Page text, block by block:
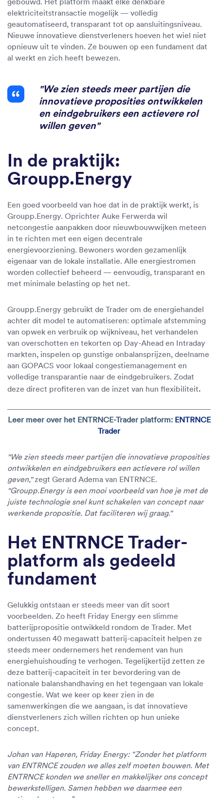
elektriciteitstransactie mogelijk — volledig
geautomatiseerd, transparant tot op aansluitingsniveau.
Nieuwe innovatieve dienstverleners hoeven het wiel niet
opnieuw uit te vinden. Ze bouwen op een fundament dat
al werkt en zich heeft bewezen.
"We zien steeds meer partijen die
innovatieve proposities ontwikkelen
en eindgebruikers een actievere rol
willen geven"
In de praktijk:
Groupp.Energy
Een goed voorbeeld van hoe dat in de praktijk werkt, is
Groupp.Energy. Oprichter Auke Ferwerda wil
netcongestie aanpakken door nieuwbouwwijken meteen
in te richten met een eigen decentrale
energievoorziening. Bewoners worden gezamenlijk
eigenaar van de lokale installatie. Alle energiestromen
worden collectief beheerd — eenvoudig, transparant en
met minimale belasting op het net.
Groupp.Energy gebruikt de Trader om de energiehandel
achter dit model te automatiseren: optimale afstemming
van opwek en verbruik op wijkniveau, het verhandelen
van overschotten en tekorten op Day-Ahead en Intraday
markten, inspelen op gunstige onbalansprijzen, deelname
aan GOPACS voor lokaal congestiemanagement en
volledige transparantie naar de eindgebruikers. Zodat
deze direct profiteren van de inzet van hun flexibiliteit.
Leer meer over het ENTRNCE-Trader platform: ENTRNCE
Trader
"We zien steeds meer partijen die innovatieve proposities
ontwikkelen en eindgebruikers een actievere rol willen
geven,"zegt Gerard Adema van ENTRNCE.
"Groupp.Energy is een mooi voorbeeld van hoe je met de
juiste technologie snel kunt schakelen van concept naar
werkende propositie. Dat faciliteren wij graag."
Het ENTRNCE Trader-
platform als gedeeld
fundament
Gelukkig ontstaan er steeds meer van dit soort
voorbeelden. Zo heeft Friday Energy een slimme
batterijpropositie ontwikkeld rondom de Trader. Met
ondertussen 40 megawatt batterij-capaciteit helpen ze
steeds meer ondernemers het rendement van hun
energiehuishouding te verhogen. Tegelijkertijd zetten ze
deze batterij-capaciteit in ter bevordering van de
nationale balanshandhaving en het tegengaan van lokale
congestie. Wat we keer op keer zien in de
samenwerkingen die we aangaan, is dat innovatieve
dienstverleners zich willen richten op hun unieke
concept.
Johan van Haperen, Friday Energy: “Zonder het platform
van ENTRNCE zouden we alles zelf moeten bouwen. Met
ENTRNCE konden we sneller en makkelijker ons concept
bewerkstelligen. Samen hebben we daarmee een